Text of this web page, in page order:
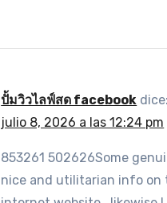
ปั้มวิวไลฟ์สด facebook dice:
julio 8, 2026 a las 12:24 pm
853261 502626Some
nice and utilitarian info on